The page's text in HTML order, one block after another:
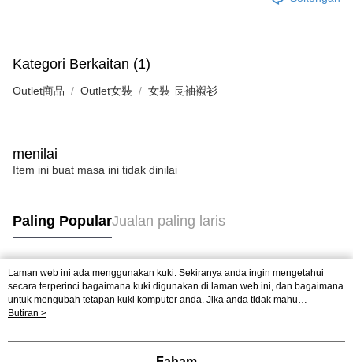
Kategori Berkaitan (1)
Outlet商品 Outlet女裝 女裝 長袖襯衫
menilai
Item ini buat masa ini tidak dinilai
Paling PopularJualan paling laris
Tag Popular
Laman web ini ada menggunakan kuki. Sekiranya anda ingin mengetahui
secara terperinci bagaimana kuki digunakan di laman web ini, dan bagaimana
untuk mengubah tetapan kuki komputer anda. Jika anda tidak mahu
menggunakan kuki di komputer anda, sila rujuk penerangan mengenai kuki.
mengetahui secara terperinci bagaimana kuki digunakan di laman web ini,
Butiran >